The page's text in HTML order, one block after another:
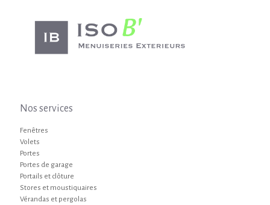
Nos services
Fenêtres
Volets
Portes
Portes de garage
Portails et clôture
Stores et moustiquaires
Vérandas et pergolas